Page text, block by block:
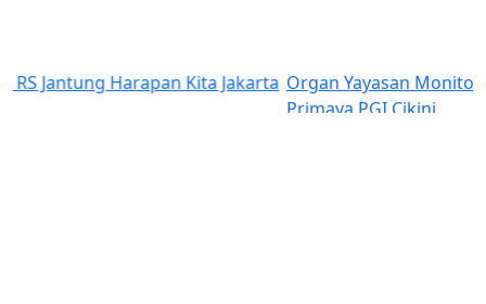
Organ Yayasan Monitoring Pasien Rujukan di RS